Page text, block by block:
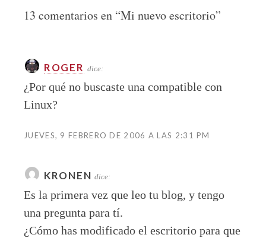
13 comentarios en “Mi nuevo escritorio”
ROGER dice:
¿Por qué no buscaste una compatible con
Linux?
JUEVES, 9 FEBRERO DE 2006 A LAS 2:31 PM
KRONEN dice:
Es la primera vez que leo tu blog, y tengo
una pregunta para tí.
¿Cómo has modificado el escritorio para que